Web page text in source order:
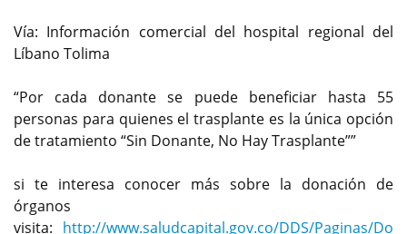
Vía: Información comercial del hospital regional del
Líbano Tolima
“Por cada donante se puede beneficiar hasta 55
personas para quienes el trasplante es la única opción
de tratamiento “Sin Donante, No Hay Trasplante””
si te interesa conocer más sobre la donación de
órganos
visita: http://www.saludcapital.gov.co/DDS/Paginas/Do